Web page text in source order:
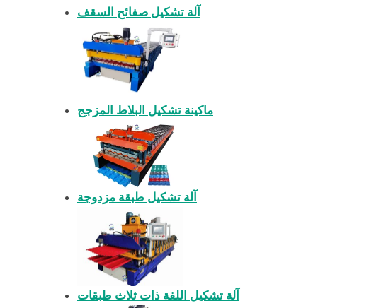
آلة تشكيل صفائح السقف
ماكينة تشكيل البلاط المزجج
آلة تشكيل طبقة مزدوجة
آلة تشكيل اللفة ذات ثلاث طبقات